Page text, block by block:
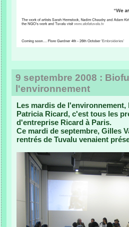
9 septembre 2008 :
l'environnement
Les mardis de
Patricia Ricard, c'est tous les
d'entreprise Ricard à Paris.
Ce mardi de septembre, Gilles
rentrés de Tuvalu venaient